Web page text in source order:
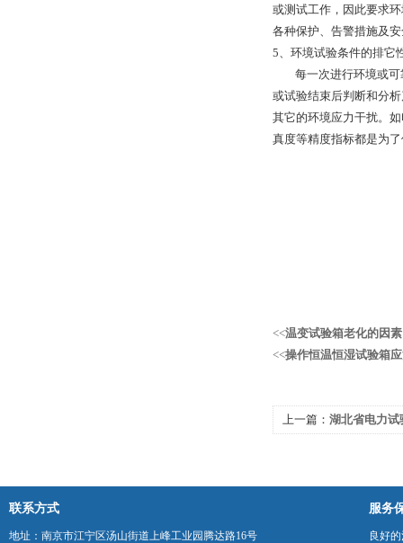
或测试工作，因此要求
各种保护、告警措施及
5、环境试验条件的排它
每一次进行环境或可
或试验结束后判断和分
其它的环境应力干扰。
真度等精度指标都是为
<<温变试验箱老化的因素
<<操作恒温恒湿试验箱
上一篇： 湖北省电力试
联系方式
地址：南京市江宁区汤山街道上峰工业园腾达路16号
服务
良好